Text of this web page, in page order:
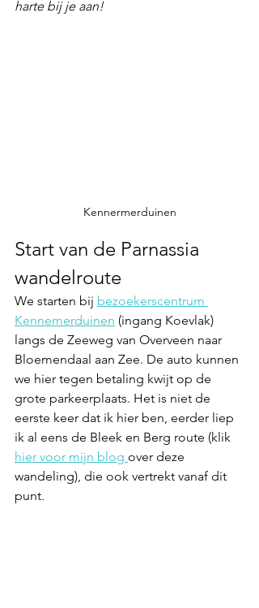
harte bij je aan!
Kennermerduinen
Start van de Parnassia
wandelroute
We starten bij bezoekerscentrum
Kennemerduinen (ingang Koevlak)
langs de Zeeweg van Overveen naar
Bloemendaal aan Zee. De auto kunnen
we hier tegen betaling kwijt op de
grote parkeerplaats. Het is niet de
eerste keer dat ik hier ben, eerder liep
ik al eens de Bleek en Berg route (klik
hier voor mijn blog over deze
wandeling), die ook vertrekt vanaf dit
punt.